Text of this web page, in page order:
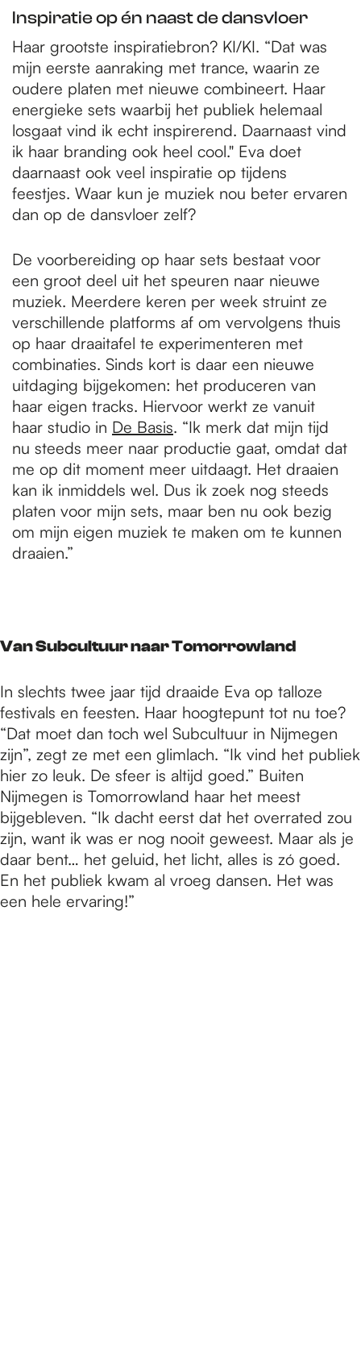
Inspiratie op én naast de dansvloer
Haar grootste inspiratiebron? KI/KI. “Dat was
mijn eerste aanraking met trance, waarin ze
oudere platen met nieuwe combineert. Haar
energieke sets waarbij het publiek helemaal
losgaat vind ik echt inspirerend. Daarnaast vind
ik haar branding ook heel cool." Eva doet
daarnaast ook veel inspiratie op tijdens
feestjes. Waar kun je muziek nou beter ervaren
dan op de dansvloer zelf?
De voorbereiding op haar sets bestaat voor
een groot deel uit het speuren naar nieuwe
muziek. Meerdere keren per week struint ze
verschillende platforms af om vervolgens thuis
op haar draaitafel te experimenteren met
combinaties. Sinds kort is daar een nieuwe
uitdaging bijgekomen: het produceren van
haar eigen tracks. Hiervoor werkt ze vanuit
haar studio in De Basis. “Ik merk dat mijn tijd
nu steeds meer naar productie gaat, omdat dat
me op dit moment meer uitdaagt. Het draaien
kan ik inmiddels wel. Dus ik zoek nog steeds
platen voor mijn sets, maar ben nu ook bezig
om mijn eigen muziek te maken om te kunnen
draaien.”
Van Subcultuur naar Tomorrowland
In slechts twee jaar tijd draaide Eva op talloze
festivals en feesten. Haar hoogtepunt tot nu toe?
“Dat moet dan toch wel Subcultuur in Nijmegen
zijn”, zegt ze met een glimlach. “Ik vind het publiek
hier zo leuk. De sfeer is altijd goed.” Buiten
Nijmegen is Tomorrowland haar het meest
bijgebleven. “Ik dacht eerst dat het overrated zou
zijn, want ik was er nog nooit geweest. Maar als je
daar bent… het geluid, het licht, alles is zó goed.
En het publiek kwam al vroeg dansen. Het was
een hele ervaring!”